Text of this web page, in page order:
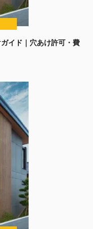
イド｜穴あけ許可・費